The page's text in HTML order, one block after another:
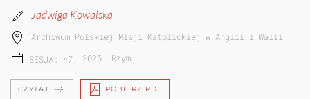
Jadwiga Kowalska
Archiwum Polskiej Misji Katolickiej w Anglii i Walii
SESJA: 47 | 2025| Rzym
CZYTAJ POBIERZ PDF